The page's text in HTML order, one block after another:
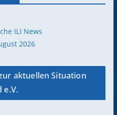
ILI News
2026
aktuellen Situation
e.V.